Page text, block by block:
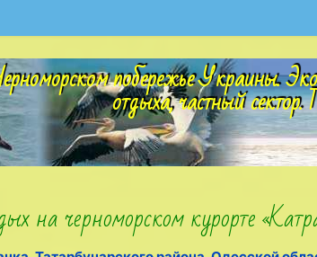
побережье Украины.
отдыха, частный
на черноморском курорте